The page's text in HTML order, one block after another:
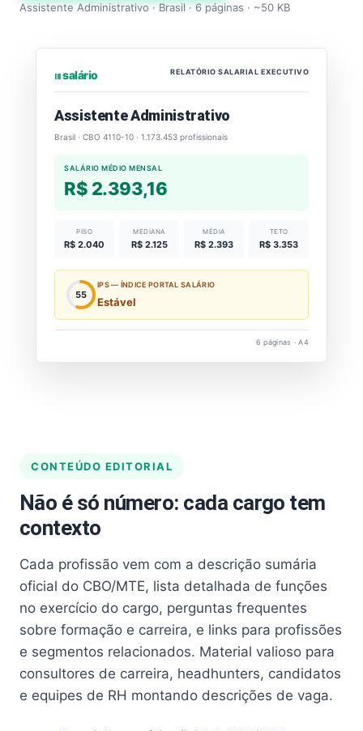
Assistente Administrativo · Brasil · 6 páginas · ~50 KB
⏐⏐⏐ salário RELATÓRIO SALARIAL EXECUTIVO
Assistente Administrativo
Brasil · CBO 4110-10 · 1.173.453 profissionais
SALÁRIO MÉDIO MENSAL
R$ 2.393,16
PISO
R$ 2.040
MEDIANA
R$ 2.125
MÉDIA
R$ 2.393
TETO
R$ 3.353
55
IPS — ÍNDICE PORTAL SALÁRIO
Estável
6 páginas · A4
CONTEÚDO EDITORIAL
Não é só número: cada cargo tem
contexto
Cada profissão vem com a descrição sumária
oficial do CBO/MTE, lista detalhada de funções
no exercício do cargo, perguntas frequentes
sobre formação e carreira, e links para profissões
e segmentos relacionados. Material valioso para
consultores de carreira, headhunters, candidatos
e equipes de RH montando descrições de vaga.